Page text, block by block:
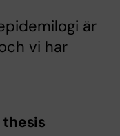
är
vi har
thesis